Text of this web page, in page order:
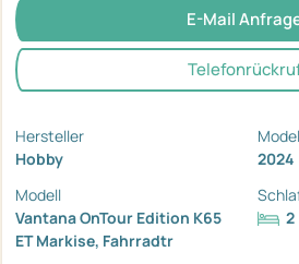
E-Mail
Hersteller
Hobby
2024
Modell
Vantana OnTour Edition K65
ET Markise, Fahrradtr
2